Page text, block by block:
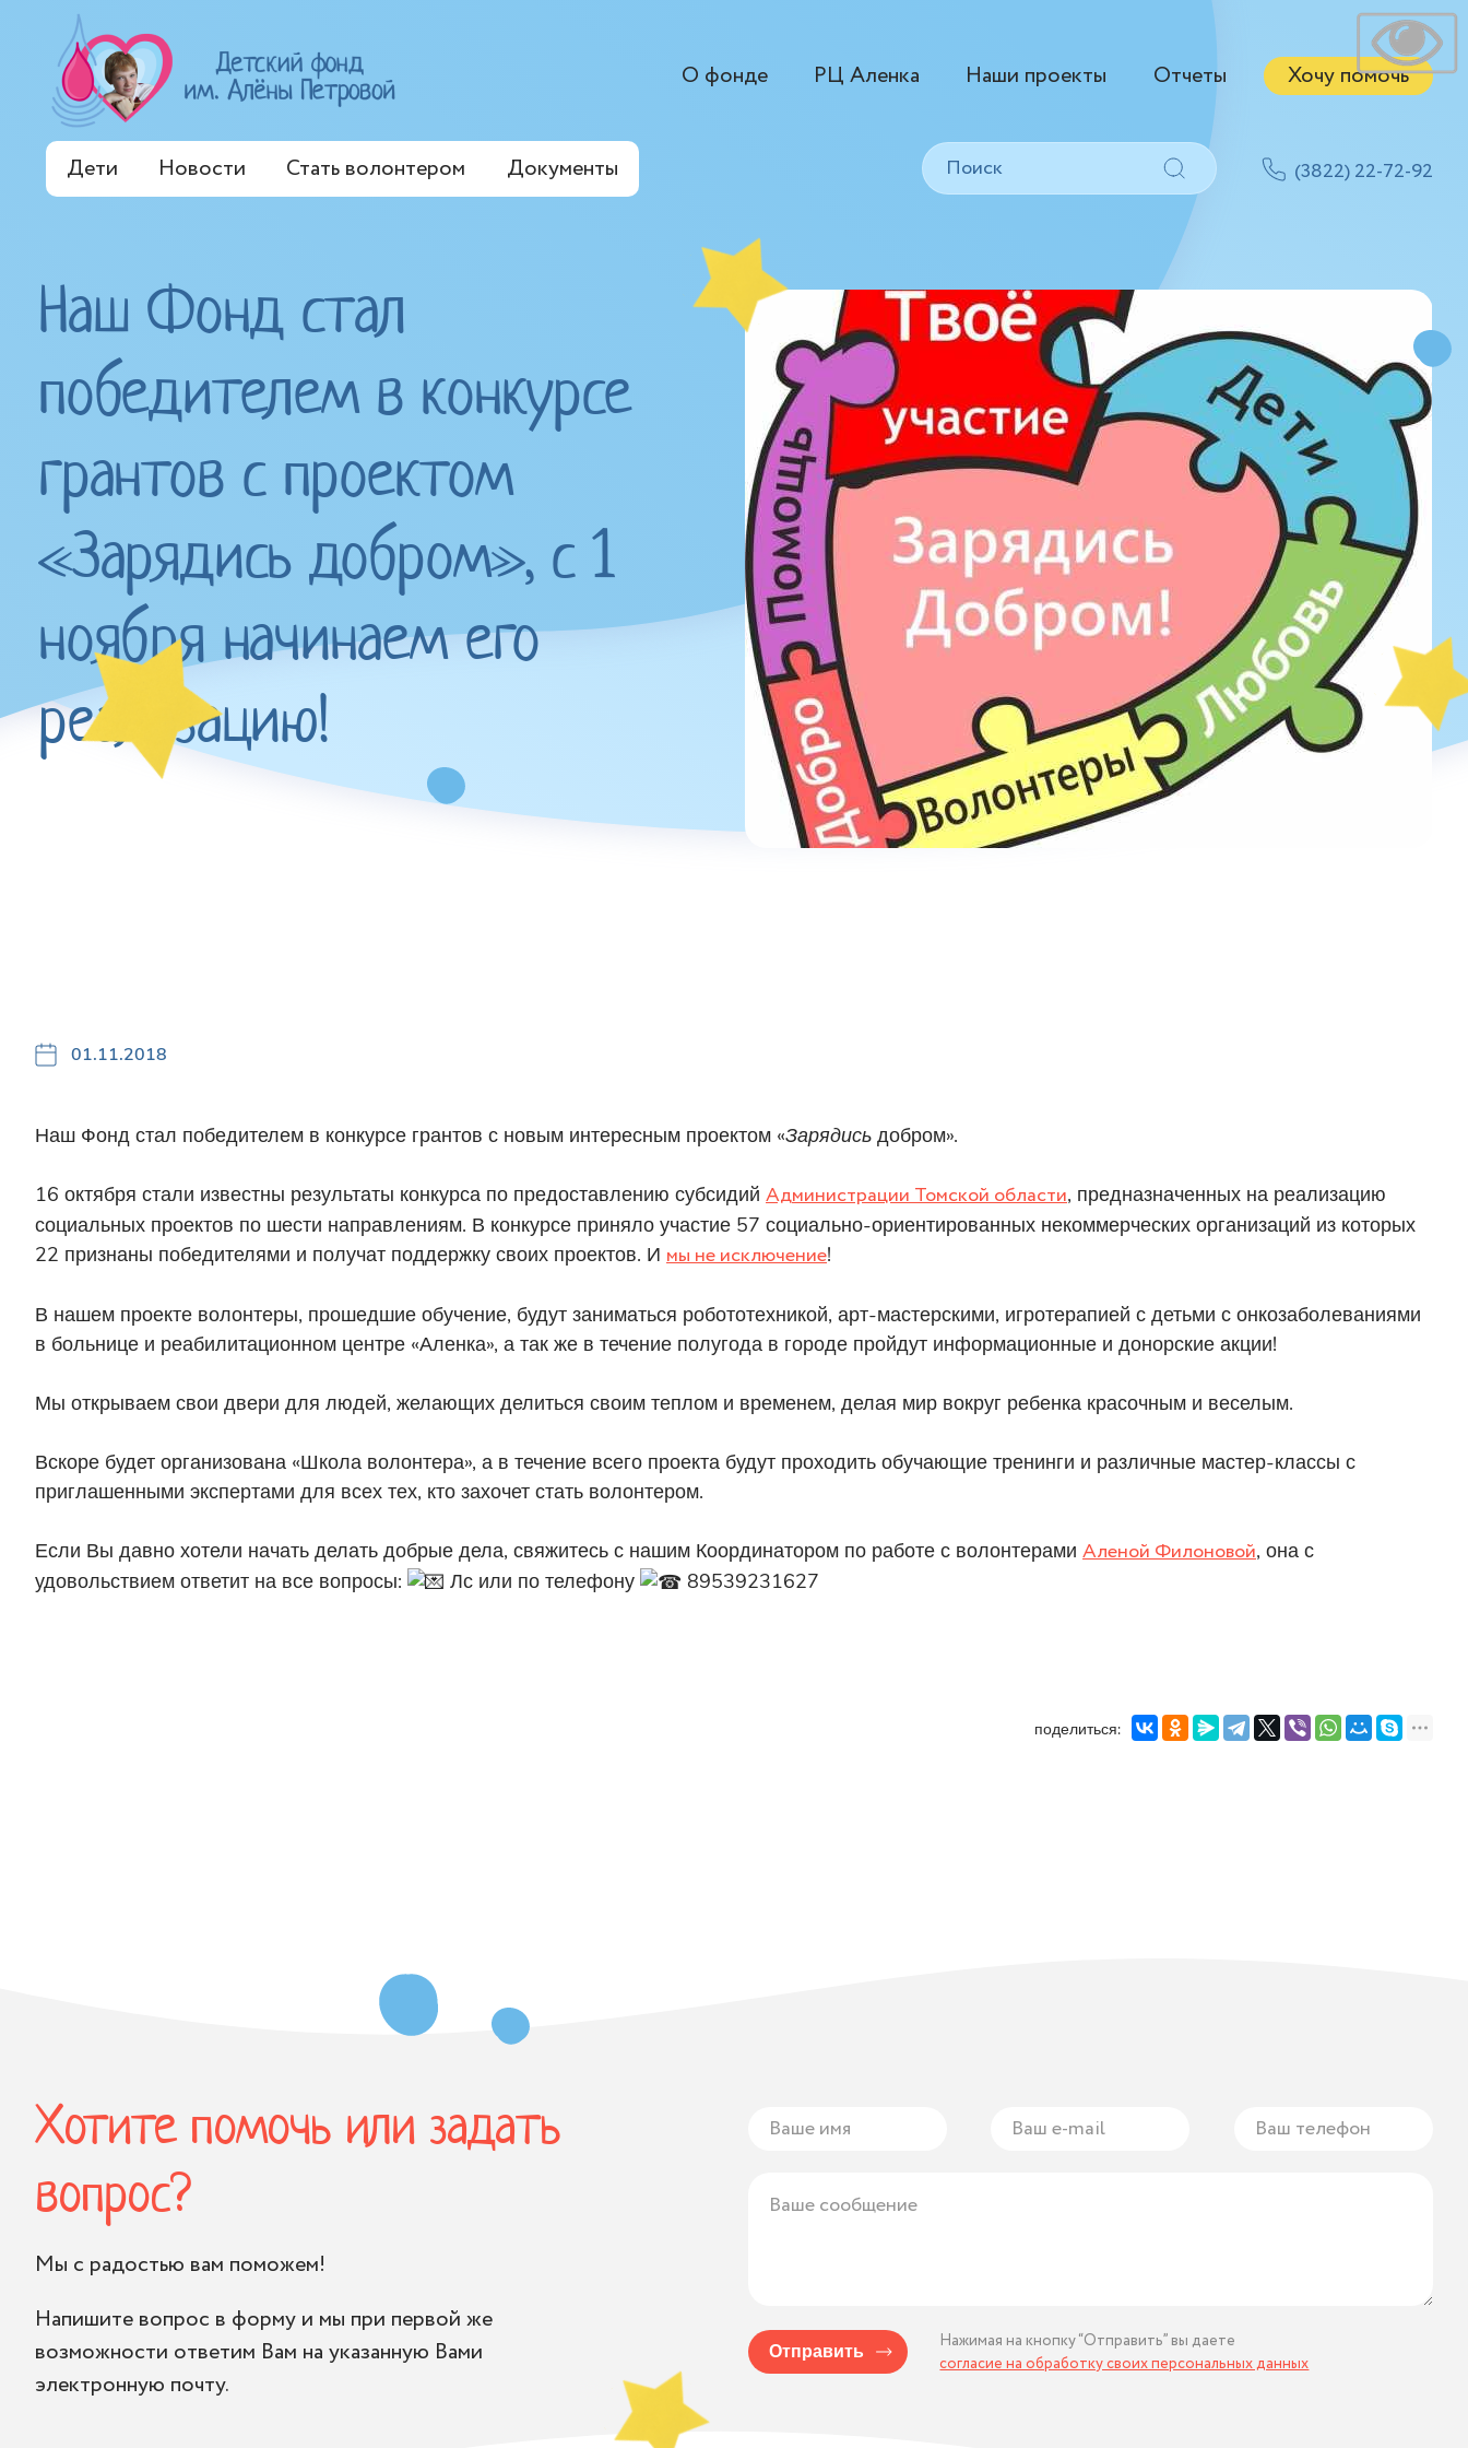
О фонде РЦ Аленка Наши проекты Отчеты Хочу помочь
Дети Новости Стать волонтером Документы (3822) 22-72-92
Наш Фонд стал
победителем в конкурсе
грантов с проектом
«Зарядись добром», с 1
ноября начинаем его
реализацию!
01.11.2018
Наш Фонд стал победителем в конкурсе грантов с новым интересным проектом «Зарядись добром».
16 октября стали известны результаты конкурса по предоставлению субсидий Администрации Томской области, предназначенных на реализацию
социальных проектов по шести направлениям. В конкурсе приняло участие 57 социально-ориентированных некоммерческих организаций из которых
22 признаны победителями и получат поддержку своих проектов. И мы не исключение!
В нашем проекте волонтеры, прошедшие обучение, будут заниматься робототехникой, арт-мастерскими, игротерапией с детьми с онкозаболеваниями
в больнице и реабилитационном центре «Аленка», а так же в течение полугода в городе пройдут информационные и донорские акции!
Мы открываем свои двери для людей, желающих делиться своим теплом и временем, делая мир вокруг ребенка красочным и веселым.
Вскоре будет организована «Школа волонтера», а в течение всего проекта будут проходить обучающие тренинги и различные мастер-классы с
приглашенными экспертами для всех тех, кто захочет стать волонтером.
Если Вы давно хотели начать делать добрые дела, свяжитесь с нашим Координатором по работе с волонтерами Аленой Филоновой, она с
удовольствием ответит на все вопросы:
Лс или по телефону 89539231627
поделиться:
Хотите помочь или задать
вопрос?
Мы с радостью вам поможем!
Напишите вопрос в форму и мы при первой же
возможности ответим Вам на указанную Вами
электронную почту.
Отправить
Нажимая на кнопку “Отправить” вы даете
согласие на обработку своих персональных данных